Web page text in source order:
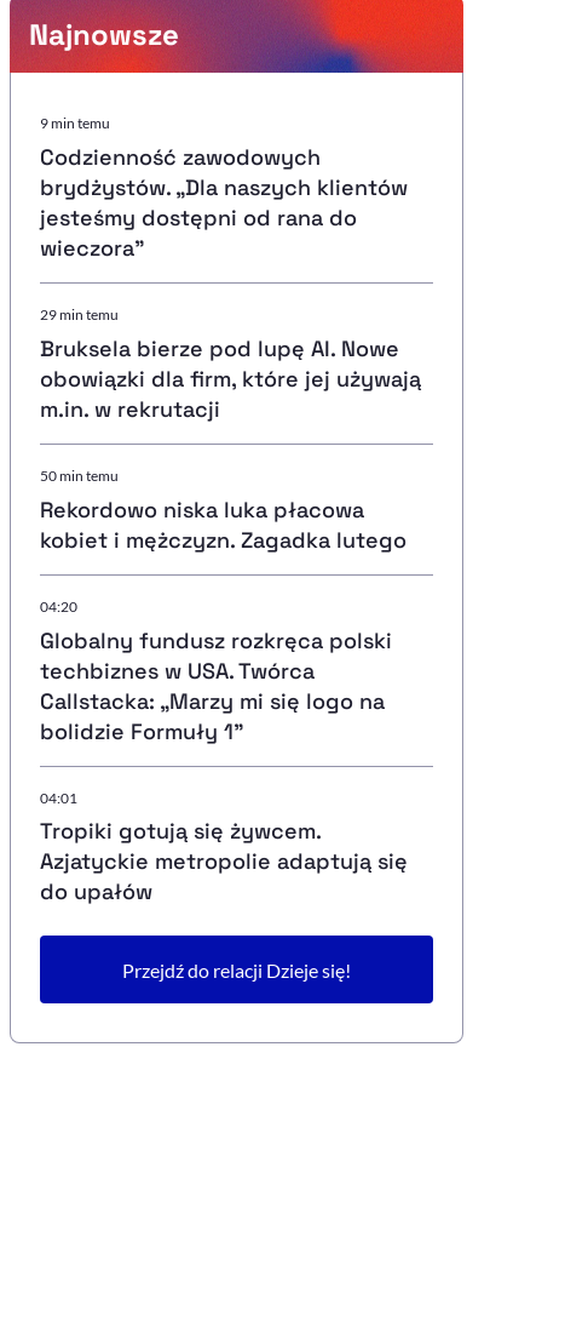
Resetuj opcje
Ułatwienia dostępności wspierają:
Sprawdź, jak i dlaczego zwiększamy dostępność , otwiera się w nowym
Deklaracja dostępności, otwiera się w nowym oknie
Zgłoś problem
Najnowsze
9 min temu
Codzienność zawodowych
brydżystów. „Dla naszych klientów
jesteśmy dostępni od rana do
wieczora”
29 min temu
Bruksela bierze pod lupę AI. Nowe
obowiązki dla firm, które jej używają
m.in. w rekrutacji
50 min temu
Rekordowo niska luka płacowa
kobiet i mężczyzn. Zagadka lutego
04:20
Globalny fundusz rozkręca polski
techbiznes w USA. Twórca
Callstacka: „Marzy mi się logo na
bolidzie Formuły 1”
04:01
Tropiki gotują się żywcem.
Azjatyckie metropolie adaptują się
do upałów
Przejdź do relacji Dzieje się!